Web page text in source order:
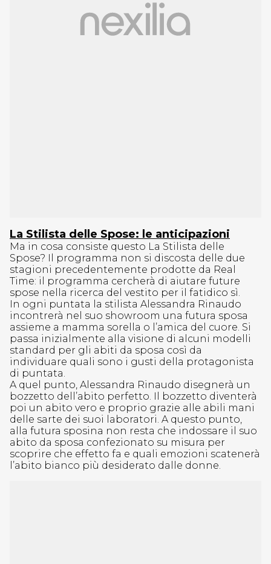
La Stilista delle Spose: le anticipazioni
Ma in cosa consiste questo La Stilista delle
Spose? Il programma non si discosta delle due
stagioni precedentemente prodotte da Real
Time: il programma cercherà di aiutare future
spose nella ricerca del vestito per il fatidico sì.
In ogni puntata la stilista Alessandra Rinaudo
incontrerà nel suo showroom una futura sposa
assieme a mamma sorella o l’amica del cuore. Si
passa inizialmente alla visione di alcuni modelli
standard per gli abiti da sposa così da
individuare quali sono i gusti della protagonista
di puntata.
A quel punto, Alessandra Rinaudo disegnerà un
bozzetto dell’abito perfetto. Il bozzetto diventerà
poi un abito vero e proprio grazie alle abili mani
delle sarte dei suoi laboratori. A questo punto,
alla futura sposina non resta che indossare il suo
abito da sposa confezionato su misura per
scoprire che effetto fa e quali emozioni scatenerà
l’abito bianco più desiderato dalle donne.